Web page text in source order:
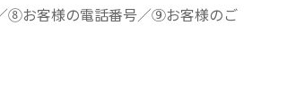
⑧お客様の電話番号／⑨お客様のご